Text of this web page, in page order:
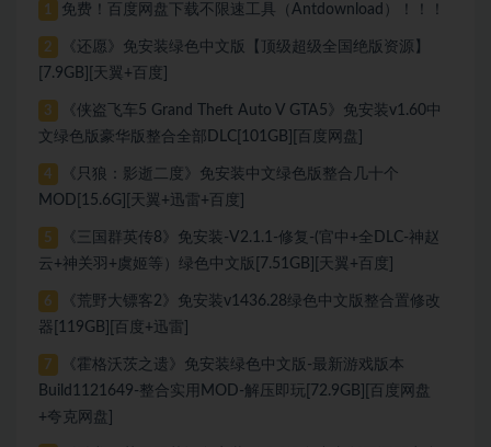
1 免费！百度网盘下载不限速工具（Antdownload）！！！
2
《还愿》免安装绿色中文版【顶级超级全国绝版资源】
[7.9GB][天翼+百度]
3
《侠盗飞车5 Grand Theft Auto V GTA5》免安装v1.60中
文绿色版豪华版整合全部DLC[101GB][百度网盘]
4
《只狼：影逝二度》免安装中文绿色版整合几十个
MOD[15.6G][天翼+迅雷+百度]
5
《三国群英传8》免安装-V2.1.1-修复-(官中+全DLC-神赵
云+神关羽+虞姬等）绿色中文版[7.51GB][天翼+百度]
6
《荒野大镖客2》免安装v1436.28绿色中文版整合置修改
器[119GB][百度+迅雷]
7
《霍格沃茨之遗》免安装绿色中文版-最新游戏版本
Build1121649-整合实用MOD-解压即玩[72.9GB][百度网盘
+夸克网盘]